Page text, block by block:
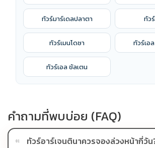
ทัวร์มาร์เดลปลาตา ทัว
ทัวร์เมนโดซา ทัวร์เอ
ทัวร์เอล ชัลเตน
คำถามที่พบบ่อย (FAQ)
01 ทัวร์อาร์เจนตินาควรจองล่วงหน้ากี่วัน